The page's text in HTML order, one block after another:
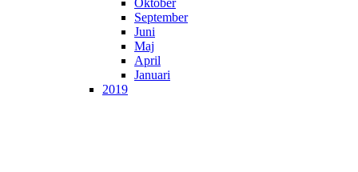
Oktober
September
Juni
Maj
April
Januari
2019